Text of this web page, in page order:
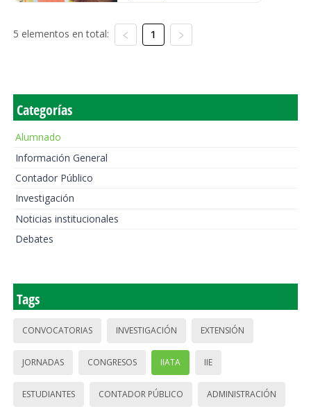
5 elementos en total: 1
Categorías
Alumnado
Información General
Contador Público
Investigación
Noticias institucionales
Debates
Tags
CONVOCATORIAS INVESTIGACIÓN EXTENSIÓN
JORNADAS CONGRESOS IIATA IIE
ESTUDIANTES CONTADOR PÚBLICO ADMINISTRACIÓN